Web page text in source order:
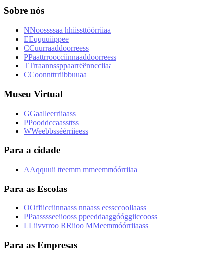
Sobre nós
NNoossssaa hhiissttóórriiaa
EEqquuiippee
CCuurraaddoorreess
PPaattrroocciinnaaddoorreess
TTrraannssppaarrêênncciiaa
CCoonnttrriibbuuaa
Museu Virtual
GGaalleerriiaass
PPooddccaassttss
WWeebbsséérriieess
Para a cidade
AAqquuii tteemm mmeemmóórriiaa
Para as Escolas
OOffiicciinnaass nnaass eessccoollaass
PPaasssseeiiooss ppeeddaaggóóggiiccooss
LLiivvrroo RRiioo MMeemmóórriiaass
Para as Empresas